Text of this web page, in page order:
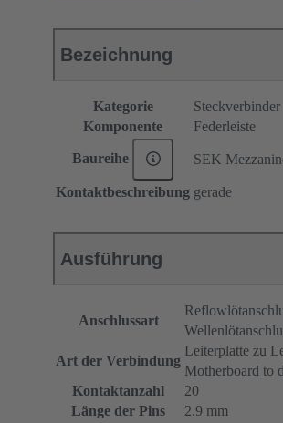
Bezeichnung
Kategorie
Steckverbinder
Komponente
Federleiste
Baureihe SEK
Kontaktbeschreibung gerade
Ausführung
Anschlussart
Art der Verbindung
Leiterplatte zu
Motherboard to
Kontaktanzahl
20
Länge der Pins
2.9 mm